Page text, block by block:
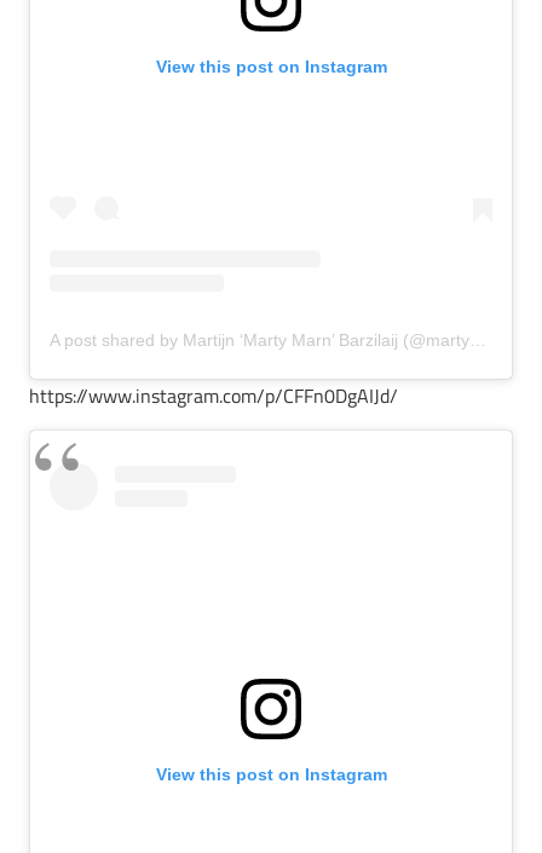
View this post on Instagram
https://www.instagram.com/p/CFFn0DgAIJd/
View this post on Instagram